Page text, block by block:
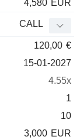
4,580 EUR
CALL
120,00 €
15-01-2027
4.55x
1
10
3,000 EUR